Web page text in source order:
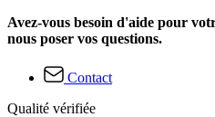
Avez-vous besoin d'aide pour
nous poser vos questions.
Contact
Qualité vérifiée